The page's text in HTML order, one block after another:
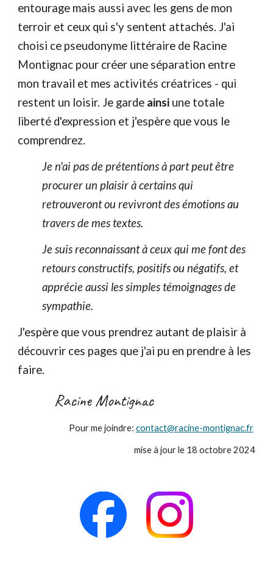
entourage mais aussi avec les gens de mon
terroir et ceux qui s'y sentent attachés. J'ai
choisi ce pseudonyme littéraire de Racine
Montignac pour créer une séparation entre
mon travail et mes activités créatrices - qui
restent un loisir. Je garde ainsi une totale
liberté d'expression et j'espère que vous le
comprendrez.
Je n'ai pas de prétentions à part peut être
procurer un plaisir à certains qui
retrouveront ou revivront des émotions au
travers de mes textes.
Je suis reconnaissant à ceux qui me font des
retours constructifs, positifs ou négatifs, et
apprécie aussi les simples témoignages de
sympathie.
J'espère que vous prendrez autant de plaisir à
découvrir ces pages que j'ai pu en prendre à les
faire.
Racine Montignac
Pour me joindre: contact@racine-montignac.fr
mise à jour le 18 octobre2024